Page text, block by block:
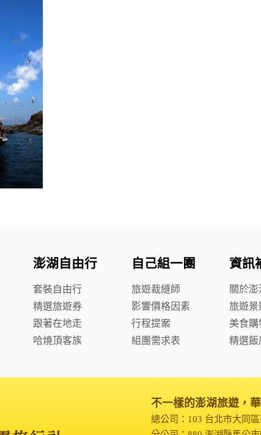
澎湖自由行
套裝自由行
精選旅遊券
跟著在地走
哈燒頂客族
自己組一團
旅遊裁縫師
影響價格因素
行程提案
組團需求表
資訊
關於澎
旅遊景
美食購
精選飯
不一樣的澎湖旅遊，
總公司：103 台北市大同